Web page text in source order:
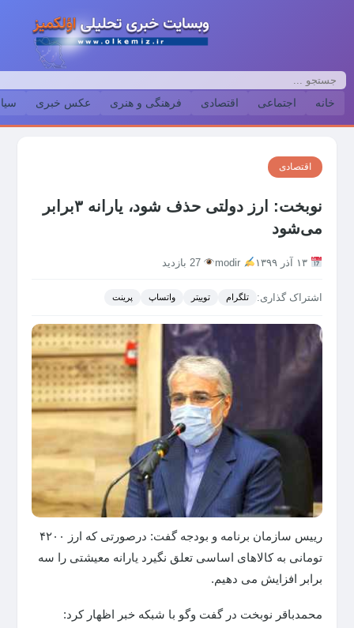
خانه اجتماعی اقتصادی فرهنگی و هنری عکس خبری
اقتصادی
نوبخت: ارز دولتی حذف شود، یارانه ۳برابر
می‌شود
27 بازدید
اشتراک گذاری: تلگرام توییتر واتساپ پرینت
رییس سازمان برنامه و بودجه گفت: درصورتی که ارز ۴۲۰۰
تومانی به کالاهای اساسی تعلق نگیرد یارانه معیشتی را سه
برابر افزایش می دهیم.
محمدباقر نوبخت در گفت وگو با شبکه خبر اظهار کرد: